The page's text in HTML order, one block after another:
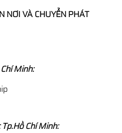
NƠI VÀ CHUYỂN PHÁT
Minh:
Chí Minh: